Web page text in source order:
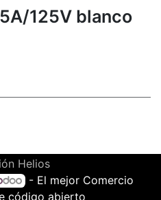
125V blanco
Helios
- El mejor Comercio
código abierto